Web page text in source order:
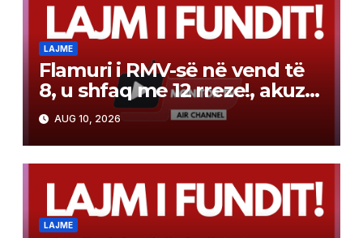
LAJME
Flamuri i RMV-së në vend të
8, u shfaq me 12 rreze!, akuza
për skandal në festë
shtetërore
AUG 10, 2026
LAJME